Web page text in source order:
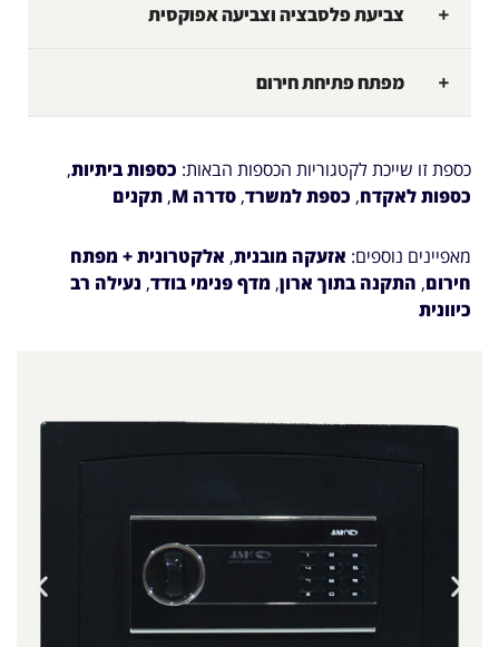
צביעת פלסבציה וצביעה אפוקסית
מפתח פתיחת חירום
כספת זו שייכת לקטגוריות הכספות הבאות: כספות ביתיות,
כספות לאקדח, כספת למשרד, סדרה M , תקנים
מאפיינים נוספים: אזעקה מובנית, אלקטרונית + מפתח
חירום, התקנה בתוך ארון, מדף פנימי בודד, נעילה רב
כיוונית